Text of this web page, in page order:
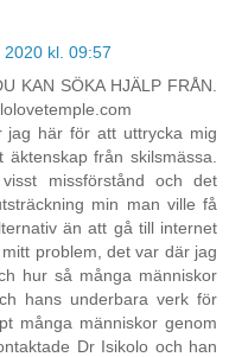
kl. 09:57
KAN SÖKA HJÄLP FRÅN.
här för att uttrycka mig
från skilsmässa.
missförstånd och det
min man ville få
än att gå till internet
problem, det var där jag
hur så många människor
hans underbara verk för
många människor genom
Dr Isikolo och han